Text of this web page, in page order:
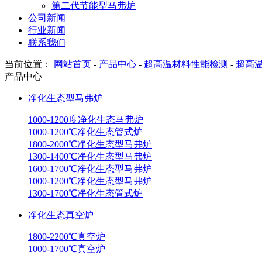
第二代节能型马弗炉
公司新闻
行业新闻
联系我们
当前位置： 网站首页 - 产品中心 - 超高温材料性能检测 - 超高
产品中心
净化生态型马弗炉
1000-1200度净化生态马弗炉
1000-1200℃净化生态管式炉
1800-2000℃净化生态型马弗炉
1300-1400℃净化生态型马弗炉
1600-1700℃净化生态型马弗炉
1000-1200℃净化生态型马弗炉
1300-1700℃净化生态管式炉
净化生态真空炉
1800-2200℃真空炉
1000-1700℃真空炉